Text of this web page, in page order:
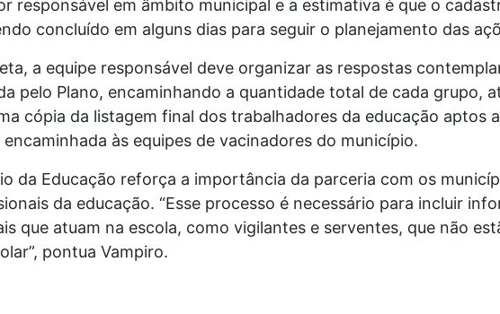
responsável em âmbito municipal e a estimativa é que o
concluído em alguns dias para seguir o planejamento das
a equipe responsável deve organizar as respostas
pelo Plano, encaminhando a quantidade total de cada grupo,
cópia da listagem final dos trabalhadores da educação aptos
encaminhada às equipes de vacinadores do município.
da Educação reforça a importância da parceria com os
da educação. “Esse processo é necessário para incluir
que atuam na escola, como vigilantes e serventes, que não
pontua Vampiro.